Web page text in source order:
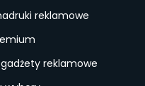
reklamowe
reklamowe